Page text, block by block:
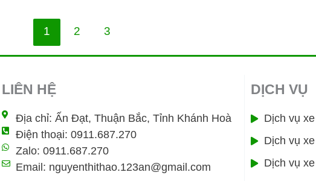
1 2 3
LIÊN HỆ
Địa chỉ: Ấn Đạt, Thuận Bắc, Tỉnh Khánh Hoà
Điện thoại: 0911.687.270
Zalo: 0911.687.270
Email: nguyenthithao.123an@gmail.com
DỊCH VỤ
Dịch vụ
Dịch vụ
Dịch vụ